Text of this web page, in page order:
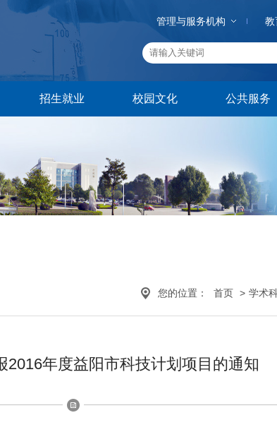
管理与服务机构 教
招生就业 校园文化 公共服务
您的位置： 首页 > 学术
2016年度益阳市科技计划项目的通知